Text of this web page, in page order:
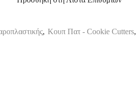
, Κουπ Πατ - Cookie Cutters,